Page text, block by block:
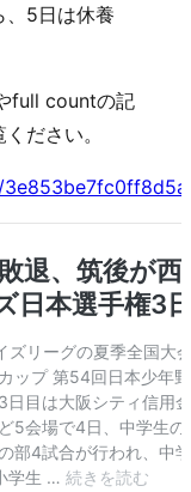
、5日は休養
full countの記
ださい。